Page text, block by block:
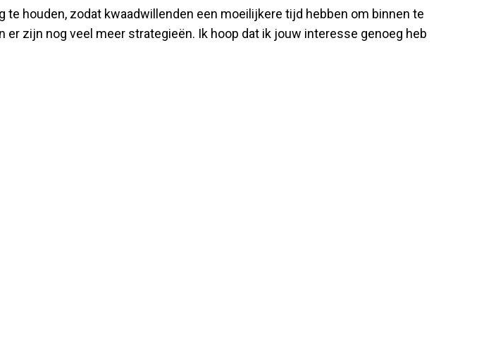
houden, zodat kwaadwillenden een moeilijkere tijd hebben om binnen te
zijn nog veel meer strategieën. Ik hoop dat ik jouw interesse genoeg heb